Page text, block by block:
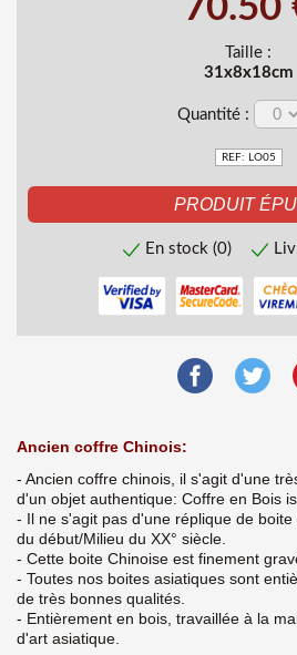
70.50
Taille :
31x8x18cm
Quantité :
REF: LO05
En stock (0)
Ancien coffre Chinois:
- Ancien coffre chinois, il s'agit d'une
d'un objet authentique: Coffre en Bois
- Il ne s'agit pas d'une réplique de
du début/Milieu du XX° siècle.
- Cette boite Chinoise est finement
- Toutes nos boites asiatiques sont
de très bonnes qualités.
- Entièrement en bois, travaillée à la
d'art asiatique.